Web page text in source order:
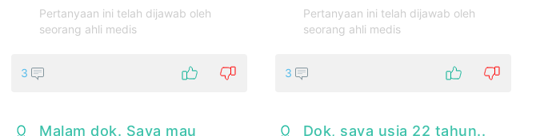
Pertanyaan ini telah dijawab oleh
seorang ahli medis
3
Pertanyaan ini telah dijawab oleh
seorang ahli medis
3
Malam dok. Saya mau
Dok, saya usia 22 tahun..